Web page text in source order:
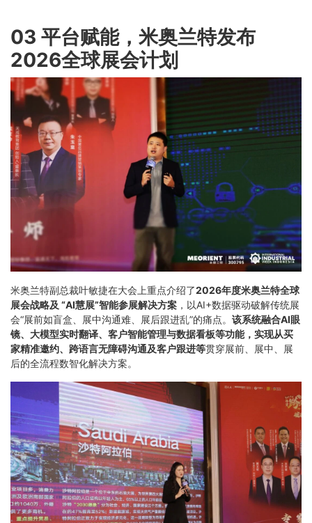
03 平台赋能，米奥兰特发布
2026全球展会计划
米奥兰特副总裁叶敏捷在大会上重点介绍了2026年度米奥兰特全球
展会战略及 “AI慧展”智能参展解决方案 ，以AI+数据驱动破解传统展
会“展前如盲盒、展中沟通难、展后跟进乱”的痛点。 该系统融合AI眼
镜、大模型实时翻译、客户智能管理与数据看板等功能，实现从买
家精准邀约、跨语言无障碍沟通及客户跟进等贯穿展前、展中、展
后的全流程数智化解决方案。